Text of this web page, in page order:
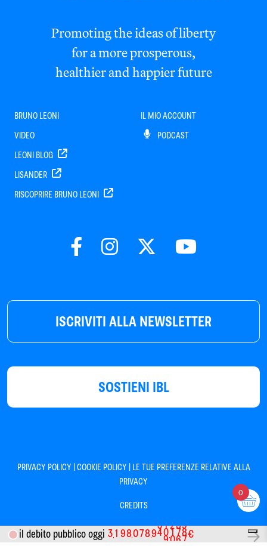
ISCRIVITI ALLA NEWSLETTER
SOSTIENI IBL
Promoting the ideas of liberty
for a more prosperous,
healthier and happier future
BRUNO LEONI
VIDEO
LEONI BLOG
LISANDER
RISCOPRIRE BRUNO LEONI
IL MIO ACCOUNT
PODCAST
PRIVACY POLICY |COOKIE POLICY | LE TUE PREFERENZE RELATIVE ALLA
PRIVACY
CREDITS
il debito pubblico oggi 31 98078951289€
0